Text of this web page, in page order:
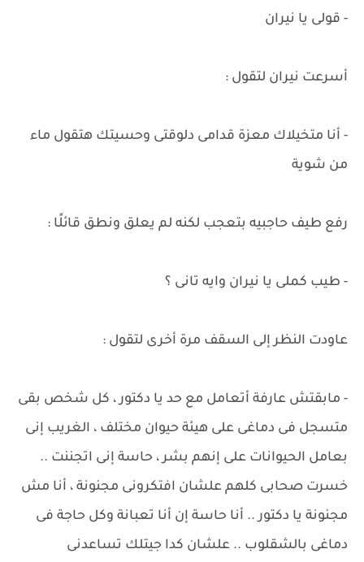
- قولى يا نيران
أسرعت نيران لتقول :
- أنا متخيلاك معزة قدامى دلوقتى وحسيتك هتقول ماء
من شوية
رفع طيف حاجبيه بتعجب لكنه لم يعلق ونطق قائلًا :
- طيب كملى يا نيران وايه تانى ؟
عاودت النظر إلى السقف مرة أخرى لتقول :
- مابقتش عارفة أتعامل مع حد يا دكتور ، كل شخص بقى
متسجل فى دماغى على هيئة حيوان مختلف ، الغريب إنى
بعامل الحيوانات على إنهم بشر ، حاسة إنى اتجننت ..
خسرت صحابى كلهم علشان افتكرونى مجنونة ، أنا مش
مجنونة يا دكتور .. أنا حاسة إن أنا تعبانة وكل حاجة فى
دماغى بالشقلوب .. علشان كدا جيتلك تساعدنى